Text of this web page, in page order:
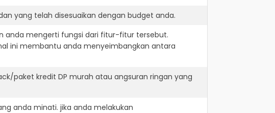
yang telah disesuaikan dengan budget anda.
anda mengerti fungsi dari fitur-fitur tersebut.
ini membantu anda menyeimbangkan antara
paket kredit DP murah atau angsuran ringan yang
anda minati. jika anda melakukan